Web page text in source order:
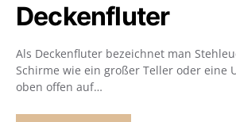
Deckenfluter
Als Deckenfluter bezeichnet man
Schirme wie ein großer Teller oder eine
oben offen auf…